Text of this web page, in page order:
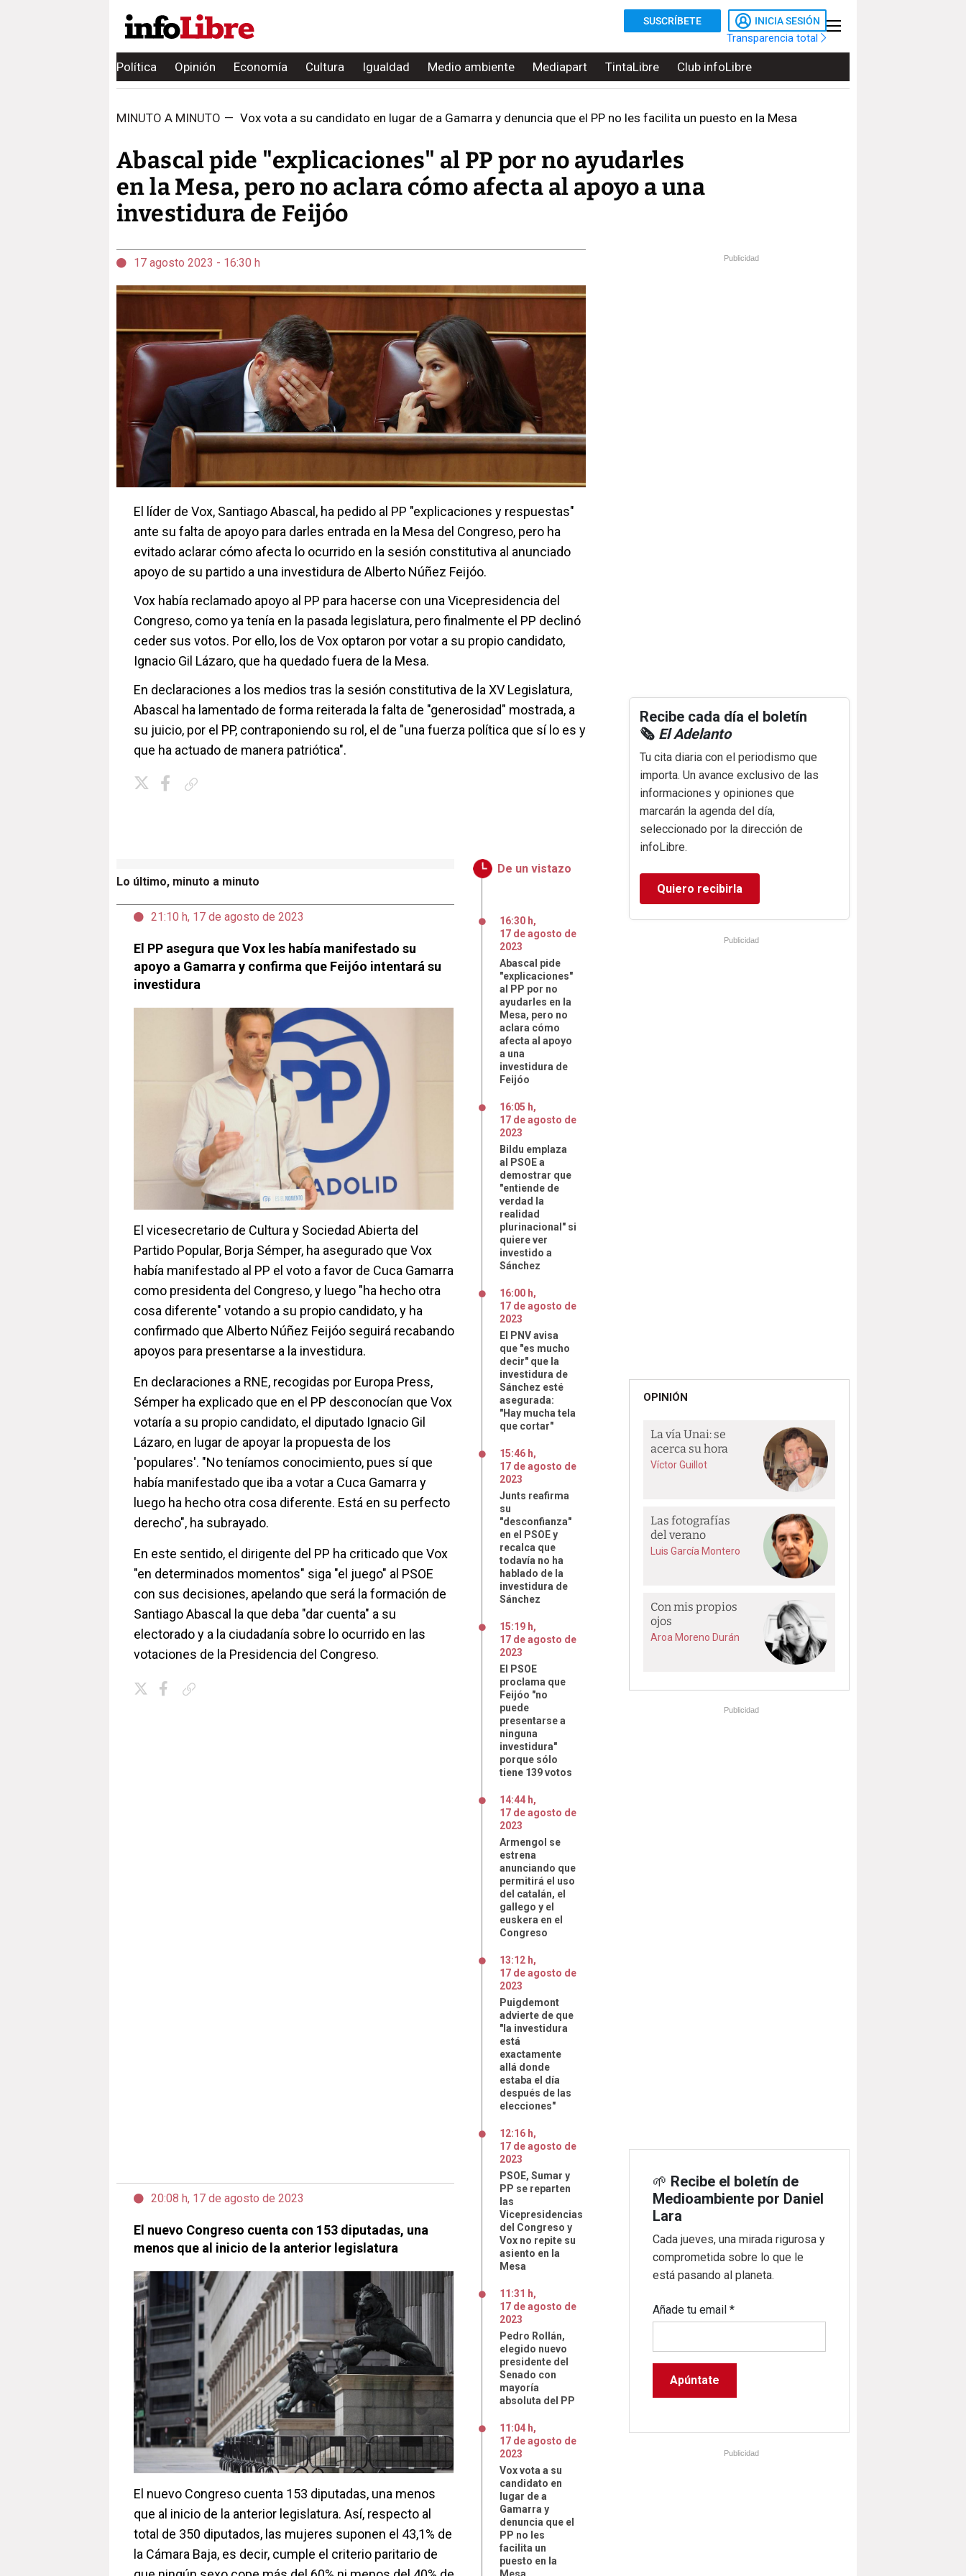
SUSCRÍBETE INICIA SESIÓN
Transparencia total
Política Opinión Economía Cultura Igualdad Medio ambiente Mediapart TintaLibre Club infoLibre
MINUTO A MINUTO — Vox vota a su candidato en lugar de a Gamarra y denuncia que el PP no les facilita un puesto en la Mesa
Abascal pide "explicaciones" al PP por no ayudarles
en la Mesa, pero no aclara cómo afecta al apoyo a una
investidura de Feijóo
17 agosto 2023 - 16:30 h
El líder de Vox, Santiago Abascal, ha pedido al PP "explicaciones y respuestas"
ante su falta de apoyo para darles entrada en la Mesa del Congreso, pero ha
evitado aclarar cómo afecta lo ocurrido en la sesión constitutiva al anunciado
apoyo de su partido a una investidura de Alberto Núñez Feijóo.
Vox había reclamado apoyo al PP para hacerse con una Vicepresidencia del
Congreso, como ya tenía en la pasada legislatura, pero finalmente el PP declinó
ceder sus votos. Por ello, los de Vox optaron por votar a su propio candidato,
Ignacio Gil Lázaro, que ha quedado fuera de la Mesa.
En declaraciones a los medios tras la sesión constitutiva de la XV Legislatura,
Abascal ha lamentado de forma reiterada la falta de "generosidad" mostrada, a
su juicio, por el PP, contraponiendo su rol, el de "una fuerza política que sí lo es y
que ha actuado de manera patriótica".
Lo último, minuto a minuto
21:10 h, 17 de agosto de 2023
El PP asegura que Vox les había manifestado su
apoyo a Gamarra y confirma que Feijóo intentará su
investidura
El vicesecretario de Cultura y Sociedad Abierta del
Partido Popular, Borja Sémper, ha asegurado que Vox
había manifestado al PP el voto a favor de Cuca Gamarra
como presidenta del Congreso, y luego "ha hecho otra
cosa diferente" votando a su propio candidato, y ha
confirmado que Alberto Núñez Feijóo seguirá recabando
apoyos para presentarse a la investidura.
En declaraciones a RNE, recogidas por Europa Press,
Sémper ha explicado que en el PP desconocían que Vox
votaría a su propio candidato, el diputado Ignacio Gil
Lázaro, en lugar de apoyar la propuesta de los
'populares'. "No teníamos conocimiento, pues sí que
había manifestado que iba a votar a Cuca Gamarra y
luego ha hecho otra cosa diferente. Está en su perfecto
derecho", ha subrayado.
En este sentido, el dirigente del PP ha criticado que Vox
"en determinados momentos" siga "el juego" al PSOE
con sus decisiones, apelando que será la formación de
Santiago Abascal la que deba "dar cuenta" a su
electorado y a la ciudadanía sobre lo ocurrido en las
votaciones de la Presidencia del Congreso.
20:08 h, 17 de agosto de 2023
El nuevo Congreso cuenta con 153 diputadas, una
menos que al inicio de la anterior legislatura
El nuevo Congreso cuenta 153 diputadas, una menos
que al inicio de la anterior legislatura. Así, respecto al
total de 350 diputados, las mujeres suponen el 43,1% de
la Cámara Baja, es decir, cumple el criterio paritario de
De un vistazo
16:30 h,
17 deagosto de
2023
Abascal pide
"explicaciones"
al PP por no
ayudarles en la
Mesa, pero no
aclara cómo
afecta al apoyo
a una
investidura de
Feijóo
16:05 h,
17 deagosto de
2023
Bildu emplaza
al PSOE a
demostrar que
"entiende de
verdad la
realidad
plurinacional" si
quiere ver
investido a
Sánchez
16:00 h,
17 deagosto de
2023
El PNV avisa
que "es mucho
decir" que la
investidura de
Sánchez esté
asegurada:
"Hay mucha tela
que cortar"
15:46 h,
17 deagosto de
2023
Junts reafirma
su
"desconfianza"
en el PSOE y
recalca que
todavía no ha
hablado de la
investidura de
Sánchez
15:19 h,
17 deagosto de
2023
El PSOE
proclama que
Feijóo "no
puede
presentarse a
ninguna
investidura"
porque sólo
tiene 139 votos
14:44 h,
17 deagosto de
2023
Armengol se
estrena
anunciando que
permitirá el uso
del catalán, el
gallego y el
euskera en el
Congreso
13:12 h,
17 deagosto de
2023
Puigdemont
advierte de que
"la investidura
está
exactamente
allá donde
estaba el día
después de las
elecciones"
12:16 h,
17 deagosto de
2023
PSOE, Sumar y
PP se reparten
las
Vicepresidencias
del Congreso y
Vox no repite su
asiento en la
Mesa
11:31 h,
17 deagosto de
2023
Pedro Rollán,
elegido nuevo
presidente del
Senado con
mayoría
absoluta del PP
11:04 h,
17 deagosto de
2023
Vox vota a su
candidato en
lugar de a
Gamarra y
denuncia que el
PP no les
facilita un
puesto en la
Publicidad
Recibe cada día el boletín
🗞️ El Adelanto
Tu cita diaria con el periodismo que
importa. Un avance exclusivo de las
informaciones y opiniones que
marcarán la agenda del día,
seleccionado por la dirección de
infoLibre.
Quiero recibirla
Publicidad
OPINIÓN
La vía Unai: se
acerca su hora
Víctor Guillot
Las fotografías
del verano
Luis García Montero
Con mis propios
ojos
Aroa Moreno Durán
Publicidad
🌱 Recibe el boletín de
Medioambiente por Daniel
Lara
Cada jueves, una mirada rigurosa y
comprometida sobre lo que le
está pasando al planeta.
Añade tu email*
Publicidad